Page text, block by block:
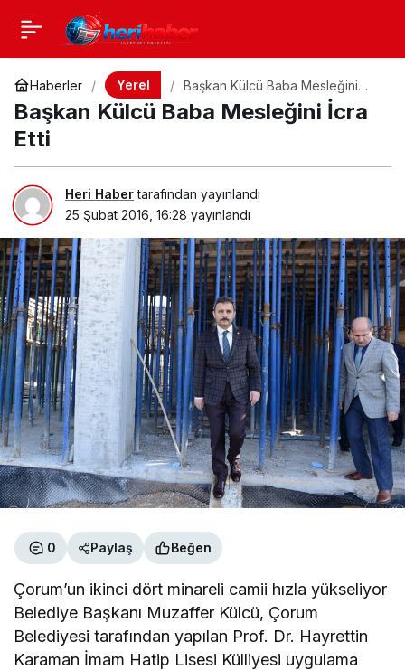
Haberler Yerel
Başkan Külcü Baba Mesleğini
İcra Etti
Başkan Külcü Baba Mesleğini İcra
Etti
Heri Habertarafından yayınlandı
25 Şubat 2016, 16:28 yayınlandı
0 Paylaş Beğen
Çorum’un ikinci dört minareli camii hızla yükseliyor
Belediye Başkanı Muzaffer Külcü, Çorum
Belediyesi tarafından yapılan Prof. Dr. Hayrettin
Karaman İmam Hatip Lisesi Külliyesi uygulama